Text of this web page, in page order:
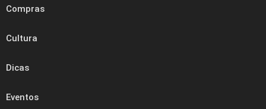
Compras
Cultura
Dicas
Eventos